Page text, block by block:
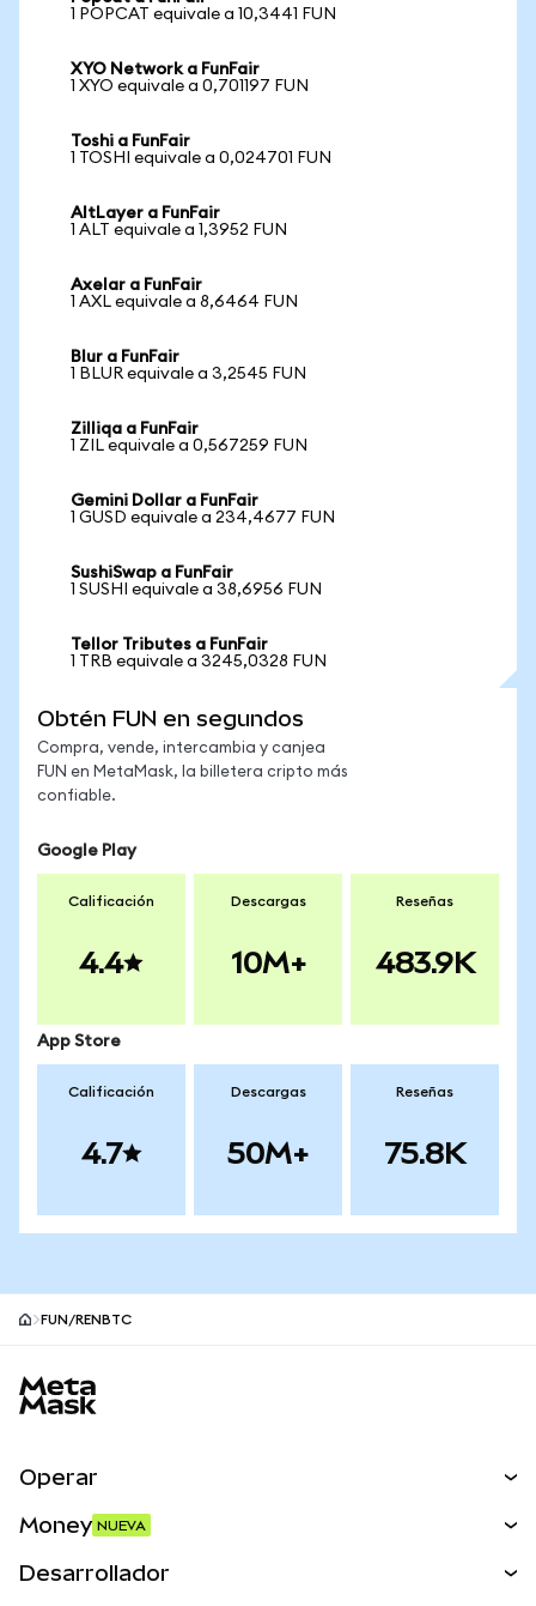
1 POPCAT equivale a 10,3441 FUN
XYO Network a FunFair
1 XYO equivale a 0,701197 FUN
Toshi a FunFair
1 TOSHI equivale a 0,024701 FUN
AltLayer a FunFair
1 ALT equivale a 1,3952 FUN
Axelar a FunFair
1 AXL equivale a 8,6464 FUN
Blur a FunFair
1 BLUR equivale a 3,2545 FUN
Zilliqa a FunFair
1 ZIL equivale a 0,567259 FUN
Gemini Dollar a FunFair
1 GUSD equivale a 234,4677 FUN
SushiSwap a FunFair
1 SUSHI equivale a 38,6956 FUN
Tellor Tributes a FunFair
1 TRB equivale a 3245,0328 FUN
Obtén FUN en segundos
Compra, vende, intercambia y canjea
FUN en MetaMask, la billetera cripto más
confiable.
Google Play
Calificación
4.4
Descargas
10M+
Reseñas
483.9K
App Store
Calificación
4.7
Descargas
50M+
Reseñas
75.8K
FUN/RENBTC
Operar
Money NUEVA
Desarrollador